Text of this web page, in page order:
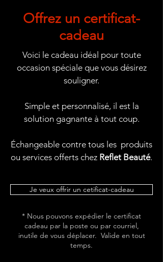
Offrez un certificat-
cadeau
Voici le cadeau idéal pour toute
occasion spéciale que vous désirez
souligner.
Simple et personnalisé, il est la
solution gagnante à tout coup.
Échangeable contre tous les produits
ou services offerts chez Reflet Beauté.
Je veux offrir un cetificat-cadeau
* Nous pouvons expédier le certificat
cadeau par la poste ou par courriel,
inutile de vous déplacer. Valide en tout
temps.